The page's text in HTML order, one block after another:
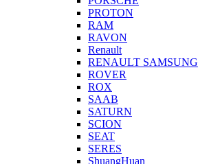
PROTON
RAM
RAVON
Renault
RENAULT SAMSUNG
ROVER
ROX
SAAB
SATURN
SCION
SEAT
SERES
ShuangHuan